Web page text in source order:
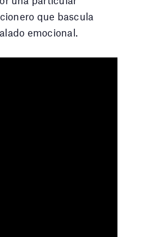
que bascula
emocional.